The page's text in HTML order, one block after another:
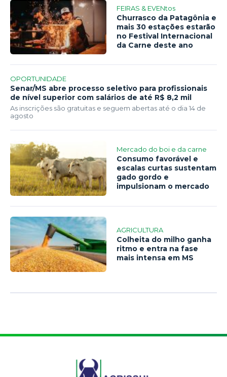
FEIRAS & EVENtos
Churrasco da Patagônia e
mais 30 estações estarão
no Festival Internacional
da Carne deste ano
OPORTUNIDADE
Senar/MS abre processo seletivo para profissionais
de nível superior com salários de até R$ 8,2 mil
As inscrições são gratuitas e seguem abertas até o dia 14 de
agosto
Mercado do boi e da carne
Consumo favorável e
escalas curtas sustentam
gado gordo e
impulsionam o mercado
AGRICULTURA
Colheita do milho ganha
ritmo e entra na fase
mais intensa em MS